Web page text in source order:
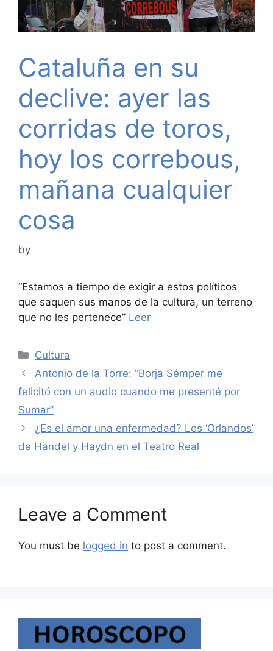
Cataluña en su
declive: ayer las
corridas de toros,
hoy los correbous,
mañana cualquier
cosa
by
“Estamos a tiempo de exigir a estos políticos
que saquen sus manos de la cultura, un terreno
que no les pertenece” Leer
Categories
Cultura
Antonio de la Torre: “Borja Sémper me
felicitó con un audio cuando me presenté por
Sumar”
¿Es el amor una enfermedad? Los ‘Orlandos’
de Händel y Haydn en el Teatro Real
Leave a Comment
You must be logged in to post a comment.